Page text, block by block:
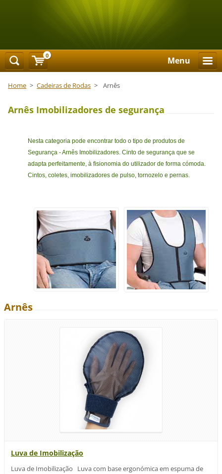
Menu
Home > Cadeiras de Rodas > Arnês
Arnês Imobilizadores de segurança
Nesta categoria pode encontrar todo o tipo de produtos de
Segurança - Arnês Imobilizadores. Cinto de segurança que se
adapta perfeitamente, à fisionomia do utilizador de forma cómoda.
Cintos, coletes, imobilizadores de pulso, tornozelo e pernas.
Arnês
Luva de Imobilização
Luva de Imobilização Luva com base ergonómica em espuma de
0